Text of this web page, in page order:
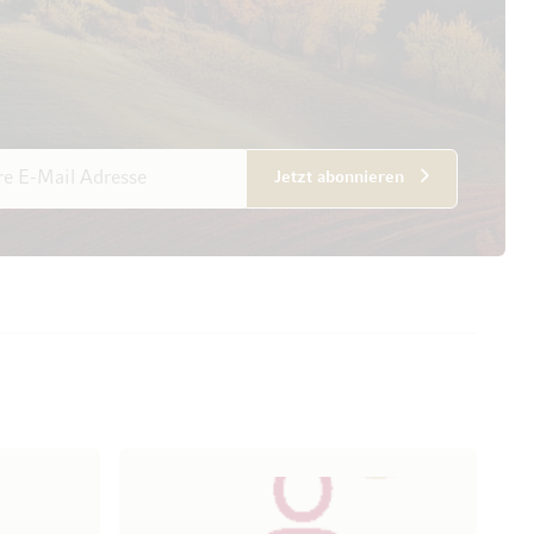
Jetzt abonnieren